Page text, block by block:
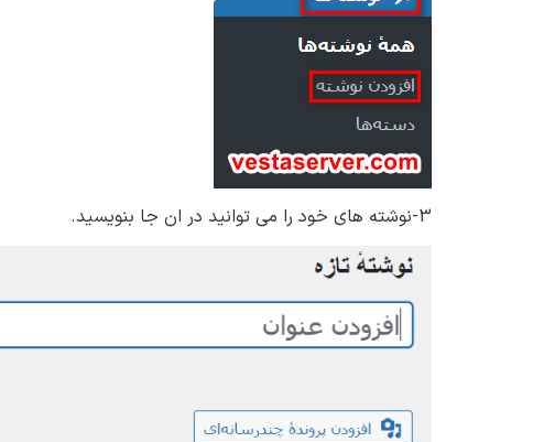
3-نوشته های خود را می توانید در ان جا بنویسید.